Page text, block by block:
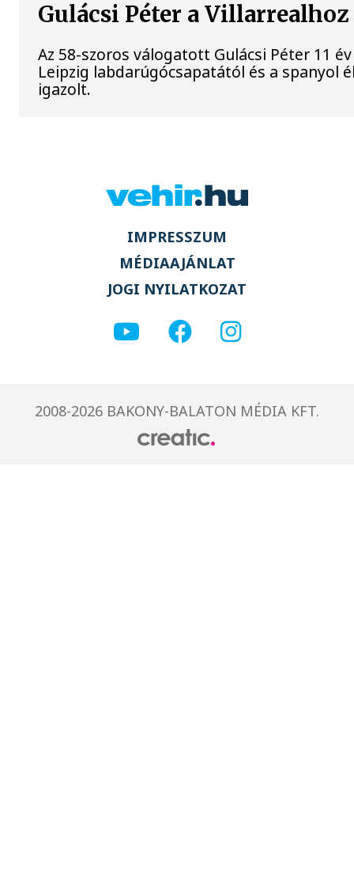
Gulácsi Péter a
Az 58-szoros válogatott Gulácsi Péter 11
Leipzig labdarúgócsapatától és a spanyol
igazolt.
IMPRESSZUM
MÉDIAAJÁNLAT
JOGI NYILATKOZAT
2008-2026 BAKONY-BALATON MÉDIA KFT.